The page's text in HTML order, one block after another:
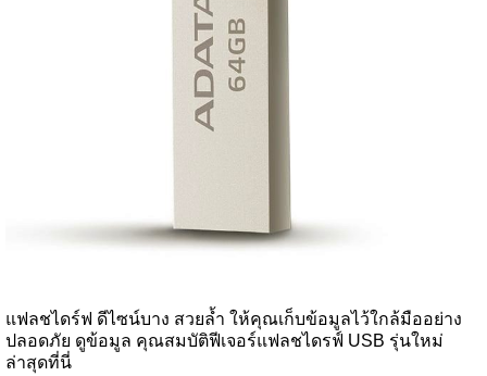
แฟลชไดร์ฟ ดีไซน์บาง สวยล้ำ ให้คุณเก็บข้อมูลไว้ใกล้มืออย่าง
ปลอดภัย ดูข้อมูล คุณสมบัติฟีเจอร์แฟลชไดรฟ์ USB รุ่นใหม่
ล่าสุดที่นี่